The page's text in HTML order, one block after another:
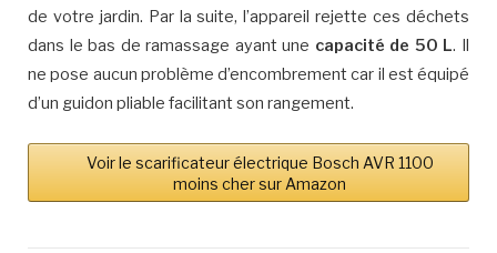
de votre jardin. Par la suite, l’appareil rejette ces déchets
dans le bas de ramassage ayant une capacité de 50 L. Il
ne pose aucun problème d’encombrement car il est équipé
d’un guidon pliable facilitant son rangement.
Voir le scarificateur électrique Bosch AVR 1100
moins cher sur Amazon